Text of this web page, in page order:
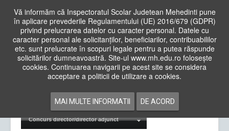
Vă informăm că Inspectoratul Scolar Judetean Mehedinti pune
în aplicare prevederile Regulamentului (UE) 2016/679 (GDPR)
privind prelucrarea datelor cu caracter personal. Datele cu
caracter personal ale solicitanților, beneficiarilor, contribuabililor
etc. sunt prelucrate în scopuri legale pentru a putea răspunde
solicitărilor dumneavoastră. Site-ul www.mh.edu.ro folosește
cookies. Continuarea navigarii pe acest site se considera
acceptare a politicii de utilizare a cookies.
MAI MULTE INFORMATII DE ACORD
Cauta
in
siteAcasa Cadre Didactice
Examene Naționale
Concurs director/director adjunct